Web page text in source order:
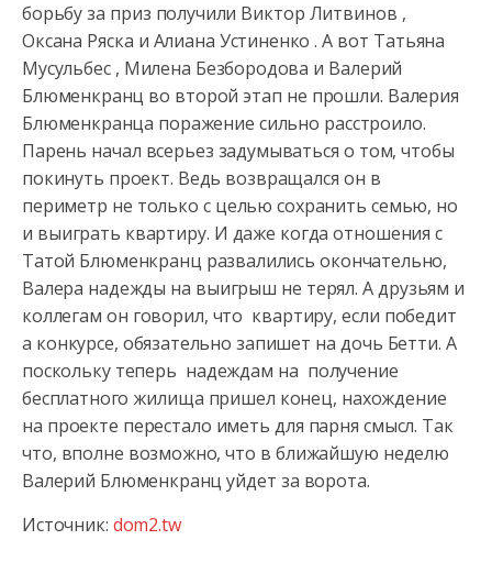
борьбу за приз получили Виктор Литвинов ,
Оксана Ряска и Алиана Устиненко . А вот Татьяна
Мусульбес , Милена Безбородова и Валерий
Блюменкранц во второй этап не прошли. Валерия
Блюменкранца поражение сильно расстроило.
Парень начал всерьез задумываться о том, чтобы
покинуть проект. Ведь возвращался он в
периметр не только с целью сохранить семью, но
и выиграть квартиру. И даже когда отношения с
Татой Блюменкранц развалились окончательно,
Валера надежды на выигрыш не терял. А друзьям и
коллегам он говорил, что квартиру, если победит
а конкурсе, обязательно запишет на дочь Бетти. А
поскольку теперь надеждам на получение
бесплатного жилища пришел конец, нахождение
на проекте перестало иметь для парня смысл. Так
что, вполне возможно, что в ближайшую неделю
Валерий Блюменкранц уйдет за ворота.
Источник: dom2.tw